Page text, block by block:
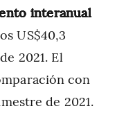
interanual
US$40,3
2021. El
con
de 2021.